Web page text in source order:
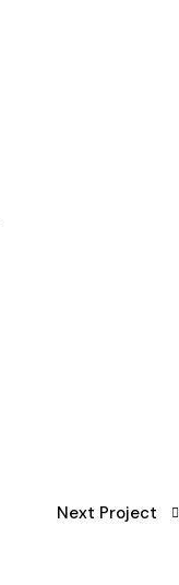
Next Project